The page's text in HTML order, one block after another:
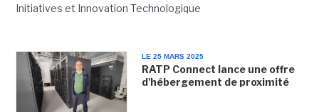
Initiatives et Innovation Technologique
LE 25 MARS 2025
RATP Connect lance une offre
d'hébergement de proximité